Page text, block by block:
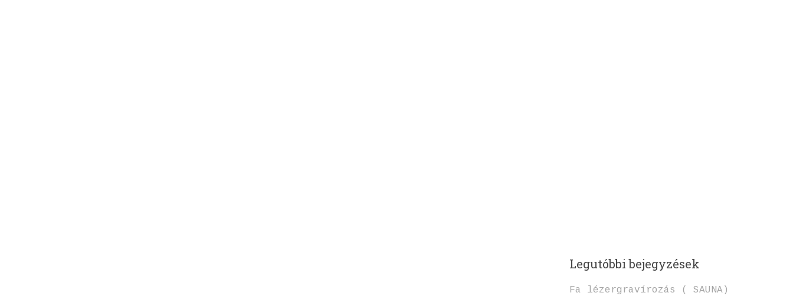
Legutóbbi bejegyzések
Fa lézergravírozás ( SAUNA)